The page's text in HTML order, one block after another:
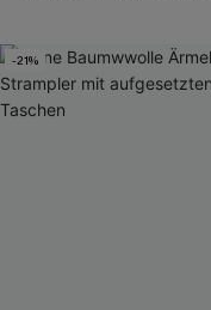
-21%